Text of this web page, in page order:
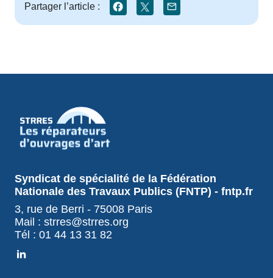
Partager l’article :
Syndicat de spécialité de la Fédération
Nationale des Travaux Publics (FNTP) - fntp.fr
3, rue de Berri - 75008 Paris
Mail : strres@strres.org
Tél : 01 44 13 31 82